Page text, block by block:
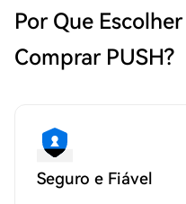
Por Que
Comprar PUSH?
Seguro e Fiável